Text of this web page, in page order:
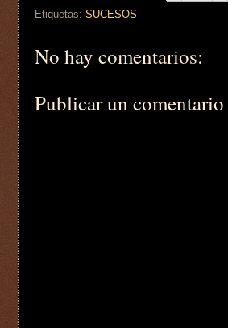
Etiquetas: SUCESOS
No hay comentarios:
Publicar un comentario